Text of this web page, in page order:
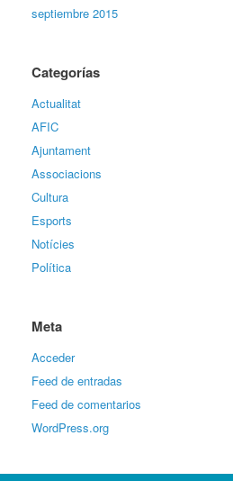
septiembre 2015
Categorías
Actualitat
AFIC
Ajuntament
Associacions
Cultura
Esports
Notícies
Política
Meta
Acceder
Feed de entradas
Feed de comentarios
WordPress.org